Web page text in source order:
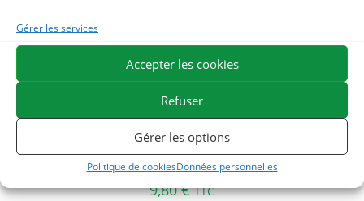
Gérer les services
Accepter les cookies
Refuser
Gérer les options
Politique de cookiesDonnées personnelles
Lire la suite
SEL D’EPSOM
Sulfate de
– Stimulation du
décontraction
musculaire
9,80€ TTC